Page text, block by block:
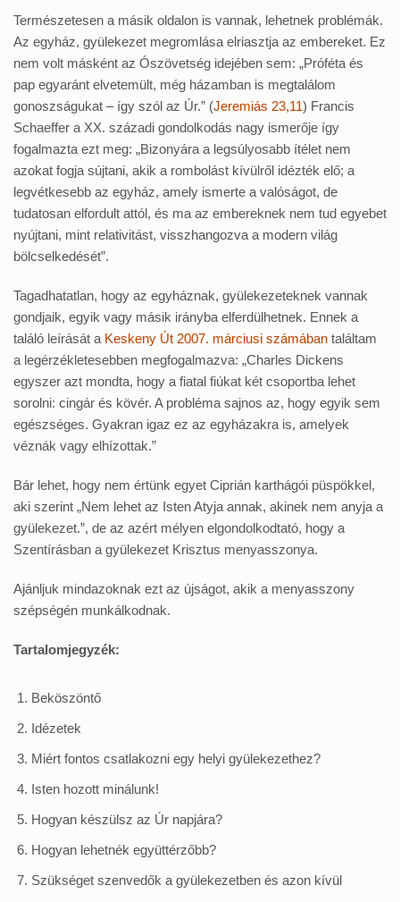
Természetesen a másik oldalon is vannak, lehetnek problémák.
Az egyház, gyülekezet megromlása elriasztja az embereket. Ez
nem volt másként az Ószövetség idejében sem: „Próféta és
pap egyaránt elvetemült, még házamban is megtalálom
gonoszságukat – így szól az Úr.” (Jeremiás 23,11) Francis
Schaeffer a XX. századi gondolkodás nagy ismerője így
fogalmazta ezt meg: „Bizonyára a legsúlyosabb ítélet nem
azokat fogja sújtani, akik a rombolást kívülről idézték elő; a
legvétkesebb az egyház, amely ismerte a valóságot, de
tudatosan elfordult attól, és ma az embereknek nem tud egyebet
nyújtani, mint relativitást, visszhangozva a modern világ
bölcselkedését”.
Tagadhatatlan, hogy az egyháznak, gyülekezeteknek vannak
gondjaik, egyik vagy másik irányba elferdülhetnek. Ennek a
találó leírását a Keskeny Út 2007. márciusi számában találtam
a legérzékletesebben megfogalmazva: „Charles Dickens
egyszer azt mondta, hogy a fiatal fiúkat két csoportba lehet
sorolni: cingár és kövér. A probléma sajnos az, hogy egyik sem
egészséges. Gyakran igaz ez az egyházakra is, amelyek
véznák vagy elhízottak.”
Bár lehet, hogy nem értünk egyet Ciprián karthágói püspökkel,
aki szerint „Nem lehet az Isten Atyja annak, akinek nem anyja a
gyülekezet.”, de az azért mélyen elgondolkodtató, hogy a
Szentírásban a gyülekezet Krisztus menyasszonya.
Ajánljuk mindazoknak ezt az újságot, akik a menyasszony
szépségén munkálkodnak.
Tartalomjegyzék:
Beköszöntő
Idézetek
Miért fontos csatlakozni egy helyi gyülekezethez?
Isten hozott minálunk!
Hogyan készülsz az Úr napjára?
Hogyan lehetnék együttérzőbb?
Szükséget szenvedők a gyülekezetben és azon kívül